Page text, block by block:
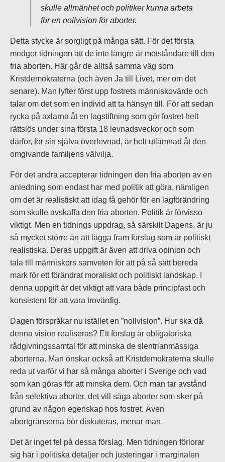
skulle allmänhet och politiker kunna arbeta
för en nollvision för aborter.
Detta stycke är sorgligt på många sätt. För det första
medger tidningen att de inte längre är motståndare till den
fria aborten. Här går de alltså samma väg som
Kristdemokraterna (och även Ja till Livet, mer om det
senare). Man lyfter först upp fostrets människovärde och
talar om det som en individ att ta hänsyn till. För att sedan
rycka på axlarna åt en lagstiftning som gör fostret helt
rättslös under sina första 18 levnadsveckor och som
därför, för sin själva överlevnad, är helt utlämnad åt den
omgivande familjens välvilja.
För det andra accepterar tidningen den fria aborten av en
anledning som endast har med politik att göra, nämligen
om det är realistiskt att idag få gehör för en lagförändring
som skulle avskaffa den fria aborten. Politik är förvisso
viktigt. Men en tidnings uppdrag, så särskilt Dagens, är ju
så mycket större än att lägga fram förslag som är politiskt
realistiska. Deras uppgift är även att driva opinion och
tala till människors samveten för att på så sätt bereda
mark för ett förändrat moraliskt och politiskt landskap. I
denna uppgift är det viktigt att vara både principfast och
konsistent för att vara trovärdig.
Dagen förspråkar nu istället en ”nollvision”. Hur ska då
denna vision realiseras? Ett förslag är obligatoriska
rådgivningssamtal för att minska de slentrianmässiga
aborterna. Man önskar också att Kristdemokraterna skulle
reda ut varför vi har så många aborter i Sverige och vad
som kan göras för att minska dem. Och man tar avstånd
från selektiva aborter, det vill säga aborter som sker på
grund av någon egenskap hos fostret. Även
abortgränserna bör diskuteras, menar man.
Det är inget fel på dessa förslag. Men tidningen förlorar
sig här i politiska detaljer och justeringar i marginalen